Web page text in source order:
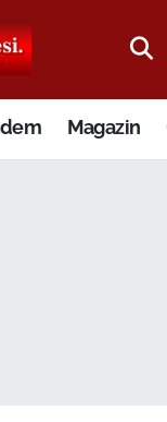
Magazin